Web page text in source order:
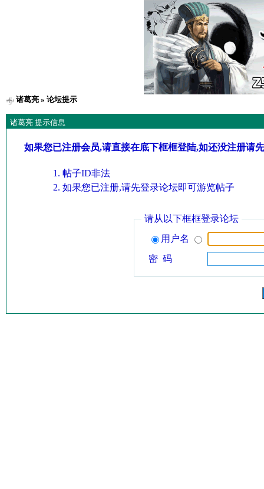
诸葛亮» 论坛提示
诸葛亮 提示信息
如果您已注册会员,请直接在底下框框登陆,如还没注册请
帖子ID非法
如果您已注册,请先登录论坛即可游览帖子
请从以下框框登录论坛
用户名
密 码